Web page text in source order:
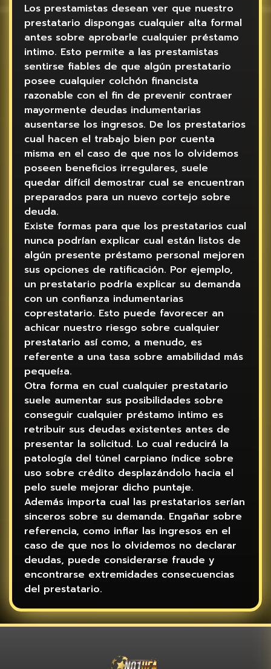
Los prestamistas desean ver que nuestro
prestatario dispongas cualquier alta formal
antes sobre aprobarle cualquier préstamo
intimo. Esto permite a las prestamistas
sentirse fiables de que algún prestatario
posee cualquier colchón financista
razonable con el fin de prevenir contraer
mayormente deudas indumentarias
ausentarse los ingresos. De los prestatarios
cual hacen el trabajo bien por cuenta
misma en el caso de que nos lo olvidemos
poseen beneficios irregulares, suele
quedar difícil demostrar cual se encuentran
preparados para un nuevo cortejo sobre
deuda.
Existe formas para que los prestatarios cual
nunca podrían explicar cual están listos de
algún presente préstamo personal mejoren
sus opciones de ratificación. Por ejemplo,
un prestatario podría explicar su demanda
con un confianza indumentarias
coprestatario. Esto puede favorecer an
achicar nuestro riesgo sobre cualquier
prestatario así­ como, a menudo, es
referente a una tasa sobre amabilidad más
pequeí±a.
Otra forma en cual cualquier prestatario
suele aumentar sus posibilidades sobre
conseguir cualquier préstamo intimo es
retribuir sus deudas existentes antes de
presentar la solicitud. Lo cual reducirá la
patologí­a del túnel carpiano índice sobre
uso sobre crédito desplazándolo hacia el
pelo suele mejorar dicho puntaje.
Además importa cual las prestatarios serían
sinceros sobre su demanda. Engañar sobre
referencia, como inflar las ingresos en el
caso de que nos lo olvidemos no declarar
deudas, puede considerarse fraude y
encontrarse extremidades consecuencias
del prestatario.